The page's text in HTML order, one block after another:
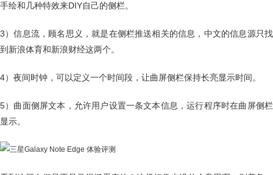
手绘和几种特效来DIY自己的侧栏。
3）信息流，顾名思义，就是在侧栏推送相关的信息，中文的信息源只找
到新浪体育和新浪财经这两个。
4）夜间时钟，可以定义一个时间段，让曲屏侧栏保持长亮显示时间。
5）曲面侧屏文本，允许用户设置一条文本信息，运行程序时在曲屏侧栏
显示。